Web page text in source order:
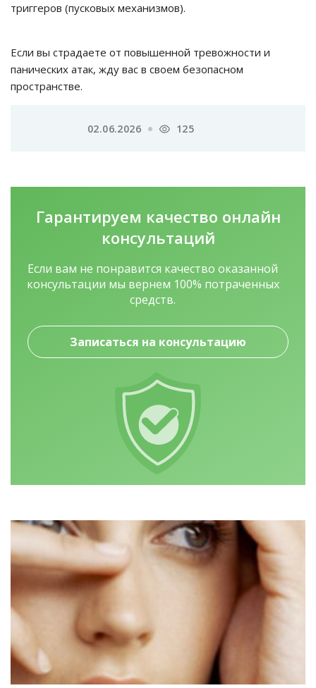
триггеров (пусковых механизмов).
Если вы страдаете от повышенной тревожности и
панических атак, жду вас в своем безопасном
пространстве.
02.06.2026 125
Гарантируем качество онлайн
консультаций
Если вам не понравится качество оказанной
консультации мы вернем 100% потраченных
средств.
Записаться на консультацию